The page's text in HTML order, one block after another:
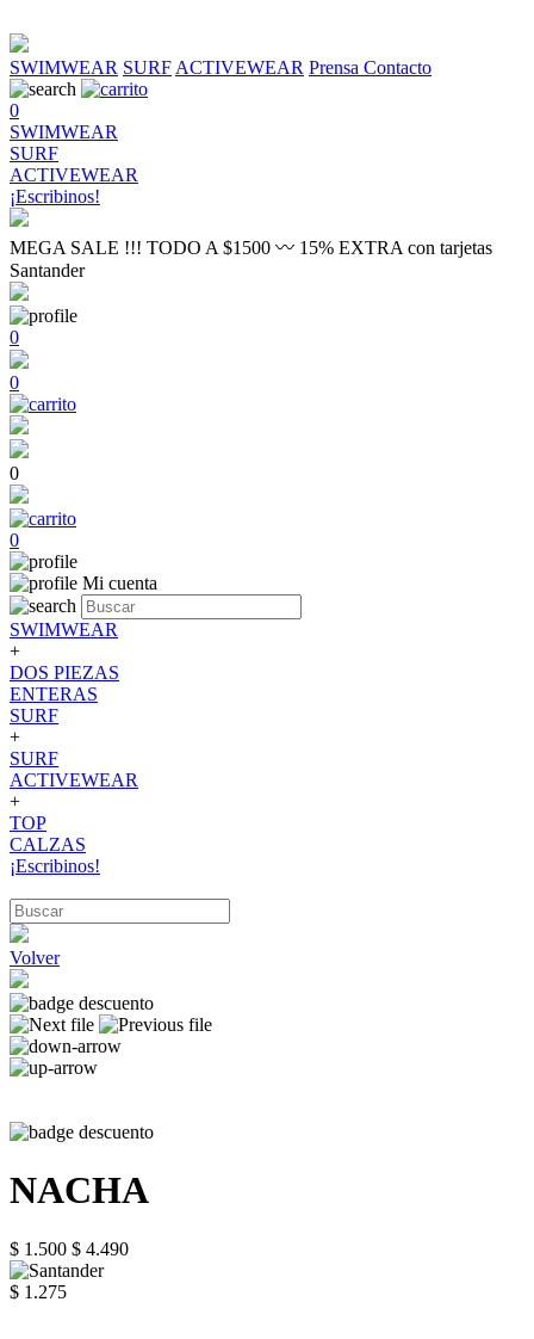
SWIMWEAR SURF ACTIVEWEAR Prensa Contacto
0
SWIMWEAR
SURF
ACTIVEWEAR
¡Escribinos!
MEGA SALE !!! TODO A $1500 〰 15% EXTRA con tarjetas
Santander
0
0
0
0
Mi cuenta
SWIMWEAR
+
DOS PIEZAS
ENTERAS
SURF
+
SURF
ACTIVEWEAR
+
TOP
CALZAS
¡Escribinos!
Volver
NACHA
$ 1.500 $ 4.490
$ 1.275